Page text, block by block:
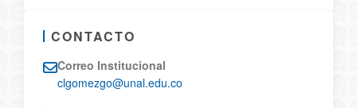
CONTACTO
Correo Institucional
clgomezgo@unal.edu.co